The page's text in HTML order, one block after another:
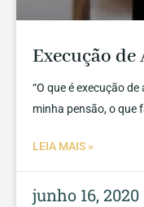
Execução
“O que é execução
minha pensão, o que
LEIA MAIS »
junho 16, 2020